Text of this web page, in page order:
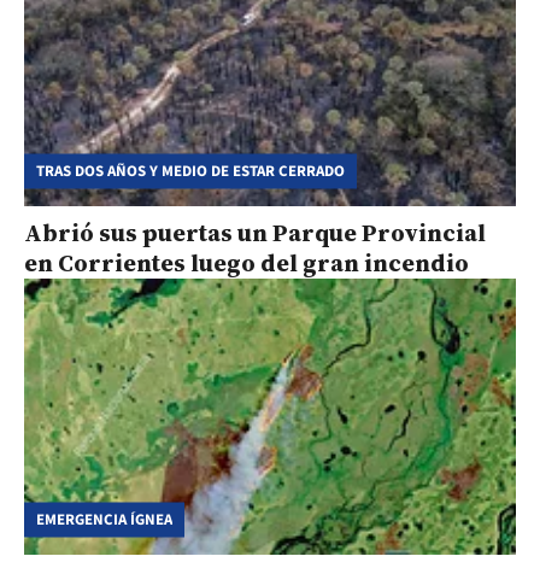
TRAS DOS AÑOS Y MEDIO DE ESTAR CERRADO
Abrió sus puertas un Parque Provincial
en Corrientes luego del gran incendio
EMERGENCIA ÍGNEA